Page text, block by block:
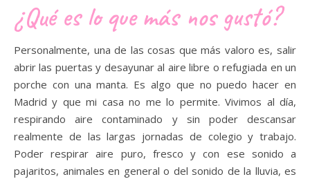
¿Qué es lo que más nos gustó?
Personalmente, una de las cosas que más valoro es, salir
abrir las puertas y desayunar al aire libre o refugiada en un
porche con una manta. Es algo que no puedo hacer en
Madrid y que mi casa no me lo permite. Vivimos al día,
respirando aire contaminado y sin poder descansar
realmente de las largas jornadas de colegio y trabajo.
Poder respirar aire puro, fresco y con ese sonido a
pajaritos, animales en general o del sonido de la lluvia, es